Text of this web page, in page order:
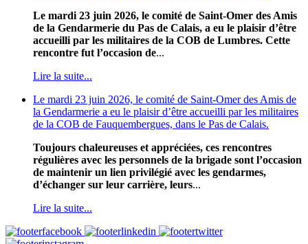
Le mardi 23 juin 2026, le comité de Saint-Omer des Amis
de la Gendarmerie du Pas de Calais, a eu le plaisir d’être
accueilli par les militaires de la COB de Lumbres. Cette
rencontre fut l’occasion de...
Lire la suite...
Le mardi 23 juin 2026, le comité de Saint-Omer des Amis de
la Gendarmerie a eu le plaisir d’être accueilli par les militaires
de la COB de Fauquembergues, dans le Pas de Calais.
Toujours chaleureuses et appréciées, ces rencontres
régulières avec les personnels de la brigade sont l’occasion
de maintenir un lien privilégié avec les gendarmes,
d’échanger sur leur carrière, leurs...
Lire la suite...